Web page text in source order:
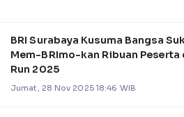
BRI Surabaya Kusuma Bangsa
Mem-BRImo-kan Ribuan Peserta
Run 2025
Jumat, 28 Nov 2025 18:46 WIB